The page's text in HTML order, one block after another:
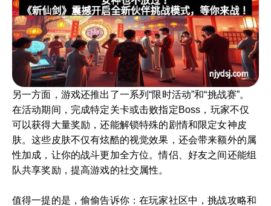
另一方面，游戏还推出了一系列“限时活动”和“挑战赛”。
在活动期间，完成特定关卡或击败指定Boss，玩家不仅
可以获得大量奖励，还能解锁特殊的剧情和限定女神皮
肤。这些皮肤不仅有炫酷的视觉效果，还会带来额外的属
性加成，让你的战斗更加全方位。情侣、好友之间还能组
队共享奖励，提高游戏的社交属性。
值得一提的是，偷偷告诉你：在玩家社区中，挑战攻略和